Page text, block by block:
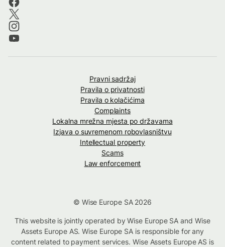
Pravni sadržaj
Pravila o privatnosti
Pravila o kolačićima
Complaints
Lokalna mrežna mjesta po državama
Izjava o suvremenom robovlasništvu
Intellectual property
Scams
Law enforcement
© Wise Europe SA 2026
This website is jointly operated by Wise Europe SA and Wise
Assets Europe AS. Wise Europe SA is responsible for any
content related to payment services. Wise Assets Europe AS is